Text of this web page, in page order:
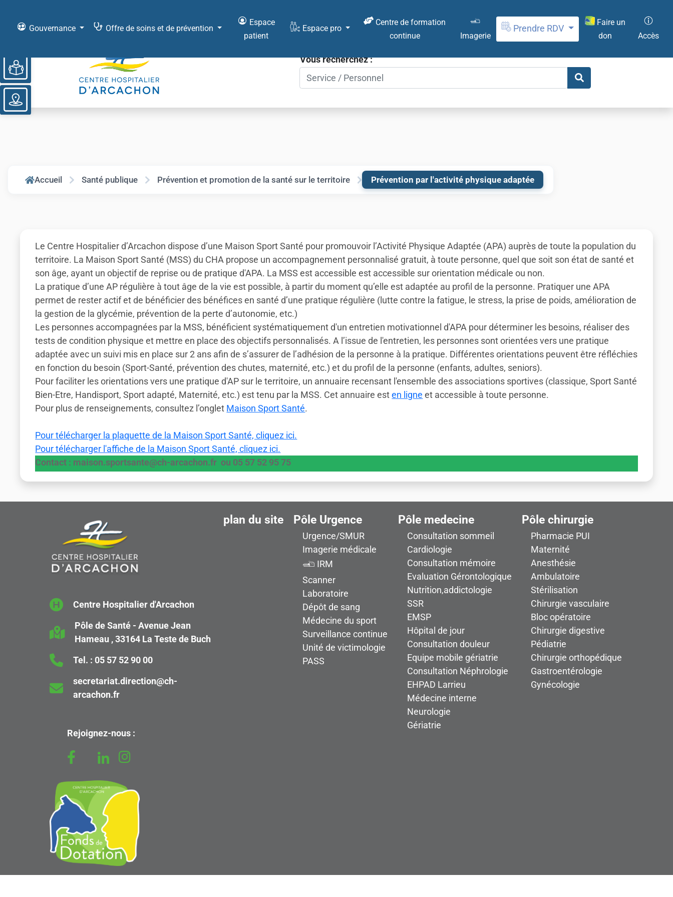
Gouvernance Offre de soins et de prévention
Espace
patient
Espace pro
Centre de formation
continue
Imagerie
Prendre RDV
Faire un
don
Accès
Vous recherchez :
Ouvrir la barre d’outils
Accueil Santé publique Prévention et promotion de la santé sur le territoire Prévention par l'activité physique adaptée
Le Centre Hospitalier d’Arcachon dispose d’une Maison Sport Santé pour promouvoir l’Activité Physique Adaptée (APA) auprès de toute la population du
territoire. La Maison Sport Santé (MSS) du CHA propose un accompagnement personnalisé gratuit, à toute personne, quel que soit son état de santé et
son âge, ayant un objectif de reprise ou de pratique d'APA. La MSS est accessible est accessible sur orientation médicale ou non.
La pratique d’une AP régulière à tout âge de la vie est possible, à partir du moment qu’elle est adaptée au profil de la personne. Pratiquer une APA
permet de rester actif et de bénéficier des bénéfices en santé d’une pratique régulière (lutte contre la fatigue, le stress, la prise de poids, amélioration de
la gestion de la glycémie, prévention de la perte d’autonomie, etc.)
Les personnes accompagnées par la MSS, bénéficient systématiquement d'un entretien motivationnel d'APA pour déterminer les besoins, réaliser des
tests de condition physique et mettre en place des objectifs personnalisés. A l’issue de l'entretien, les personnes sont orientées vers une pratique
adaptée avec un suivi mis en place sur 2 ans afin de s’assurer de l’adhésion de la personne à la pratique. Différentes orientations peuvent être réfléchies
en fonction du besoin (Sport-Santé, prévention des chutes, maternité, etc.) et du profil de la personne (enfants, adultes, seniors).
Pour faciliter les orientations vers une pratique d'AP sur le territoire, un annuaire recensant l'ensemble des associations sportives (classique, Sport Santé
Bien-Etre, Handisport, Sport adapté, Maternité, etc.) est tenu par la MSS. Cet annuaire esten ligne et accessible à toute personne.
Pour plus de renseignements, consultez l’onglet Maison Sport Santé.
Pour télécharger la plaquette de la Maison Sport Santé, cliquez ici.
Pour télécharger l'affiche de la Maison Sport Santé, cliquez ici.
Contact : maison.sportsante@ch-arcachon.fr ou 05 57 52 95 75
Centre Hospitalier d'Arcachon
Pôle de Santé - Avenue Jean
Hameau , 33164 La Teste de Buch
Tel. : 05 57 52 90 00
secretariat.direction@ch-
arcachon.fr
Rejoignez-nous :
plan du site Pôle Urgence
Urgence/SMUR
Imagerie médicale
IRM
Scanner
Laboratoire
Dépôt de sang
Médecine du sport
Surveillance continue
Unité de victimologie
PASS
Pôle medecine
Consultation sommeil
Cardiologie
Consultation mémoire
Evaluation Gérontologique
Nutrition,addictologie
SSR
EMSP
Hôpital de jour
Consultation douleur
Equipe mobile gériatrie
Consultation Néphrologie
EHPAD Larrieu
Médecine interne
Neurologie
Gériatrie
Pôle chirurgie
Pharmacie PUI
Maternité
Anesthésie
Ambulatoire
Stérilisation
Chirurgie vasculaire
Bloc opératoire
Chirurgie digestive
Pédiatrie
Chirurgie orthopédique
Gastroentérologie
Gynécologie